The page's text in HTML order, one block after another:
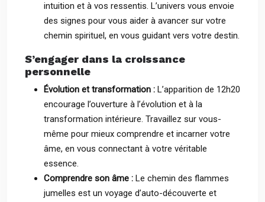
intuition et à vos ressentis. L’univers vous envoie
des signes pour vous aider à avancer sur votre
chemin spirituel, en vous guidant vers votre destin.
S’engager dans la croissance
personnelle
Évolution et transformation : L’apparition de 12h20
encourage l’ouverture à l’évolution et à la
transformation intérieure. Travaillez sur vous-
même pour mieux comprendre et incarner votre
âme, en vous connectant à votre véritable
essence.
Comprendre son âme : Le chemin des flammes
jumelles est un voyage d’auto-découverte et